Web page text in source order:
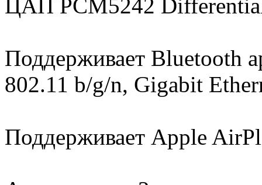
ЦАП PCM5242
Поддерживает Bluetooth
802.11 b/g/n, Gigabit
Поддерживает Apple